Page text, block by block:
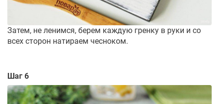
Затем, не ленимся, берем каждую гренку в руки и со
всех сторон натираем чесноком.
Шаг 6